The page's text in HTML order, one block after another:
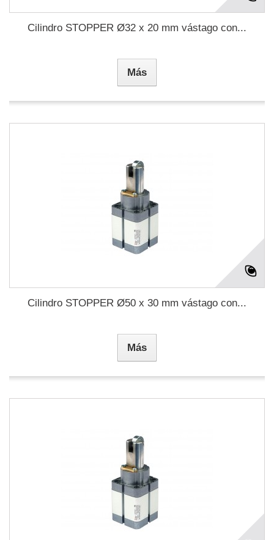
Cilindro STOPPER Ø32 x 20 mm vástago con...
Más
Cilindro STOPPER Ø50 x 30 mm vástago con...
Más